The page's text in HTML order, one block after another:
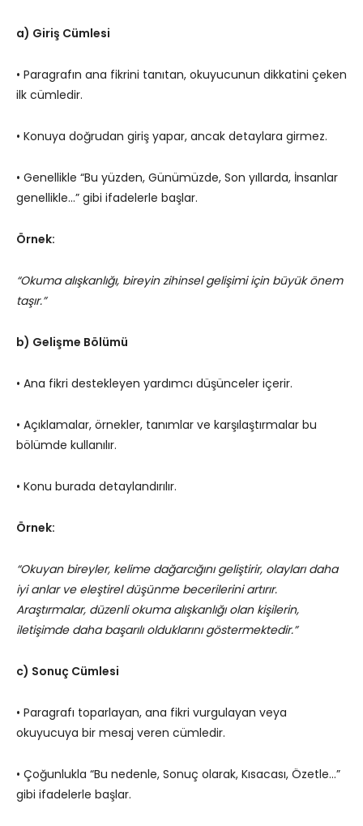
a) Giriş Cümlesi
• Paragrafın ana fikrini tanıtan, okuyucunun dikkatini çeken
ilk cümledir.
• Konuya doğrudan giriş yapar, ancak detaylara girmez.
• Genellikle “Bu yüzden, Günümüzde, Son yıllarda, İnsanlar
genellikle…” gibi ifadelerle başlar.
Örnek:
“Okuma alışkanlığı, bireyin zihinsel gelişimi için büyük önem
taşır.”
b) Gelişme Bölümü
• Ana fikri destekleyen yardımcı düşünceler içerir.
• Açıklamalar, örnekler, tanımlar ve karşılaştırmalar bu
bölümde kullanılır.
• Konu burada detaylandırılır.
Örnek:
“Okuyan bireyler, kelime dağarcığını geliştirir, olayları daha
iyi anlar ve eleştirel düşünme becerilerini artırır.
Araştırmalar, düzenli okuma alışkanlığı olan kişilerin,
iletişimde daha başarılı olduklarını göstermektedir.”
c) Sonuç Cümlesi
• Paragrafı toparlayan, ana fikri vurgulayan veya
okuyucuya bir mesaj veren cümledir.
• Çoğunlukla “Bu nedenle, Sonuç olarak, Kısacası, Özetle…”
gibi ifadelerle başlar.